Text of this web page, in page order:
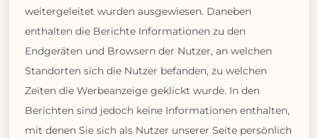
weitergeleitet wurden ausgewiesen. Daneben
enthalten die Berichte Informationen zu den
Endgeräten und Browsern der Nutzer, an welchen
Standorten sich die Nutzer befanden, zu welchen
Zeiten die Werbeanzeige geklickt wurde. In den
Berichten sind jedoch keine Informationen enthalten,
mit denen Sie sich als Nutzer unserer Seite persönlich